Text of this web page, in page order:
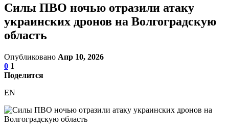
Силы ПВО ночью отразили атаку
украинских дронов на Волгоградскую
область
Опубликовано Апр 10, 2026
0 1
Поделится
EN